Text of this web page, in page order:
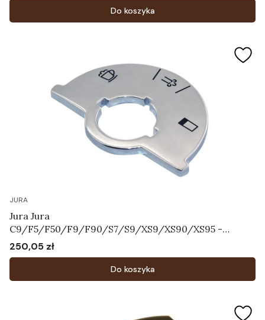
Do koszyka
JURA
Jura Jura
C9/F5/F50/F9/F90/S7/S9/XS9/XS90/XS95 -
Tarcza ze skalą Art.64731
Cena
250,05 zł
Do koszyka